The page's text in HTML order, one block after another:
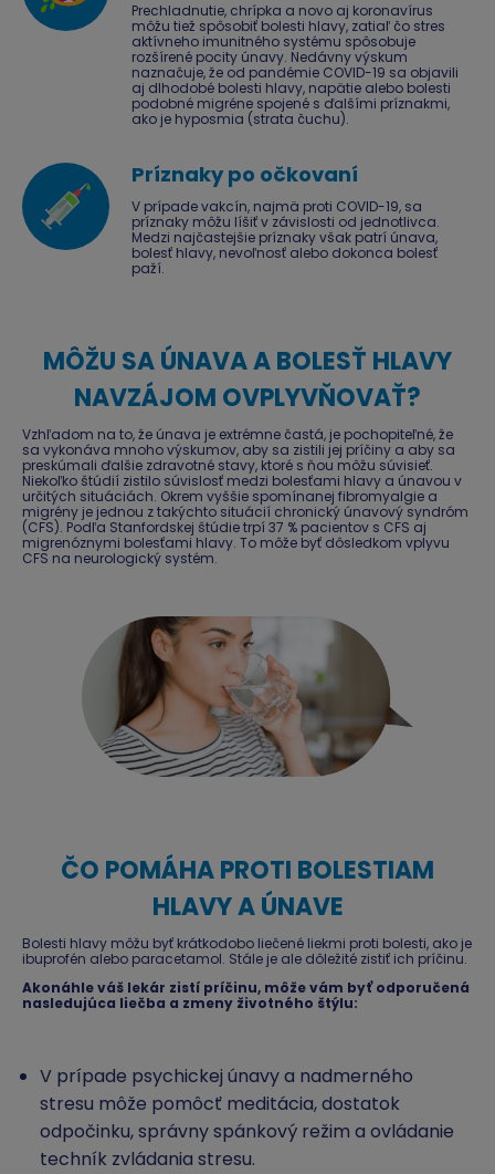
Prechladnutie, chrípka a novo aj koronavírus
môžu tiež spôsobiť bolesti hlavy, zatiaľ čo stres
aktívneho imunitného systému spôsobuje
rozšírené pocity únavy. Nedávny výskum
naznačuje, že od pandémie COVID-19 sa objavili
aj dlhodobé bolesti hlavy, napätie alebo bolesti
podobné migréne spojené s ďalšími príznakmi,
ako je hyposmia (strata čuchu).
Príznaky po očkovaní
V prípade vakcín, najmä proti COVID-19, sa
príznaky môžu líšiť v závislosti od jednotlivca.
Medzi najčastejšie príznaky však patrí únava,
bolesť hlavy, nevoľnosť alebo dokonca bolesť
paží.
MÔŽU SA ÚNAVA A BOLESŤ HLAVY
NAVZÁJOM OVPLYVŇOVAŤ?
Vzhľadom na to, že únava je extrémne častá, je pochopiteľné, že
sa vykonáva mnoho výskumov, aby sa zistili jej príčiny a aby sa
preskúmali ďalšie zdravotné stavy, ktoré s ňou môžu súvisieť.
Niekoľko štúdií zistilo súvislosť medzi bolesťami hlavy a únavou v
určitých situáciách. Okrem vyššie spomínanej fibromyalgie a
migrény je jednou z takýchto situácií chronický únavový syndróm
(CFS). Podľa Stanfordskej štúdie trpí 37 % pacientov s CFS aj
migrenóznymi bolesťami hlavy. To môže byť dôsledkom vplyvu
CFS na neurologický systém.
ČO POMÁHA PROTI BOLESTIAM
HLAVY A ÚNAVE
Bolesti hlavy môžu byť krátkodobo liečené liekmi proti bolesti, ako je
ibuprofén alebo paracetamol. Stále je ale dôležité zistiť ich príčinu.
Akonáhle váš lekár zistí príčinu, môže vám byť odporučená
nasledujúca liečba a zmeny životného štýlu:
V prípade psychickej únavy a nadmerného
stresu môže pomôcť meditácia, dostatok
odpočinku, správny spánkový režim a ovládanie
techník zvládania stresu.